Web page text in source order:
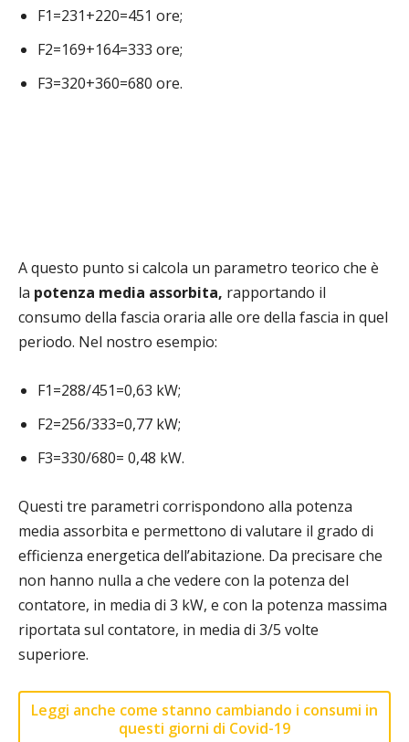
F1=231+220=451 ore;
F2=169+164=333 ore;
F3=320+360=680 ore.
A questo punto si calcola un parametro teorico che è
la potenza media assorbita, rapportando il
consumo della fascia oraria alle ore della fascia in quel
periodo. Nel nostro esempio:
F1=288/451=0,63 kW;
F2=256/333=0,77 kW;
F3=330/680= 0,48 kW.
Questi tre parametri corrispondono alla potenza
media assorbita e permettono di valutare il grado di
efficienza energetica dell’abitazione. Da precisare che
non hanno nulla a che vedere con la potenza del
contatore, in media di 3 kW, e con la potenza massima
riportata sul contatore, in media di 3/5 volte
superiore.
Leggi anche come stanno cambiando i consumi in
questi giorni di Covid-19